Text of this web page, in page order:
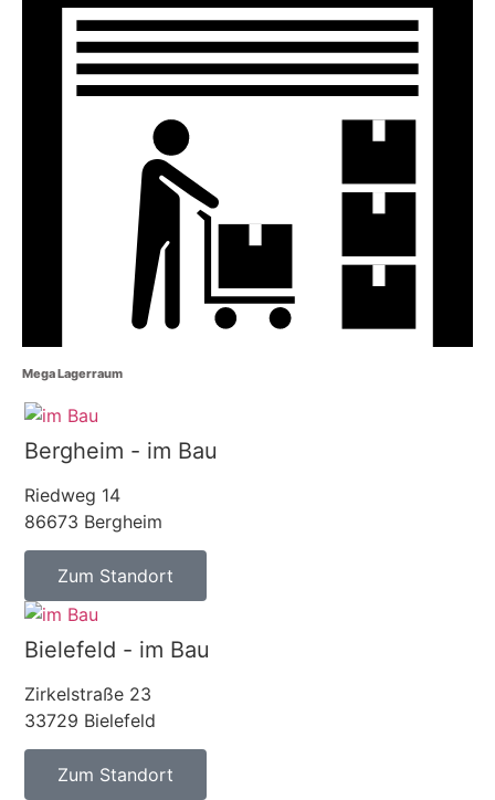
Mega Lagerraum
Bergheim - im Bau
Riedweg 14
86673 Bergheim
Zum Standort
Bielefeld - im Bau
Zirkelstraße 23
33729 Bielefeld
Zum Standort